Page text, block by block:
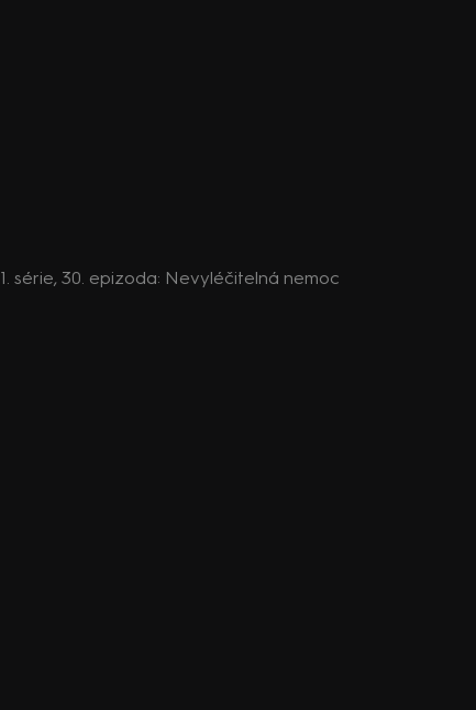
1. série, 30. epizoda: Nevyléčitelná nemoc